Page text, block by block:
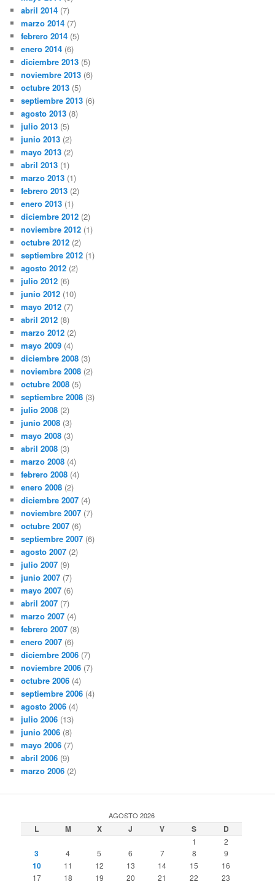
abril 2014 (7)
marzo 2014 (7)
febrero 2014 (5)
enero 2014 (6)
diciembre 2013 (5)
noviembre 2013 (6)
octubre 2013 (5)
septiembre 2013 (6)
agosto 2013 (8)
julio 2013 (5)
junio 2013 (2)
mayo 2013 (2)
abril 2013 (1)
marzo 2013 (1)
febrero 2013 (2)
enero 2013 (1)
diciembre 2012 (2)
noviembre 2012 (1)
octubre 2012 (2)
septiembre 2012 (1)
agosto 2012 (2)
julio 2012 (6)
junio 2012 (10)
mayo 2012 (7)
abril 2012 (8)
marzo 2012 (2)
mayo 2009 (4)
diciembre 2008 (3)
noviembre 2008 (2)
octubre 2008 (5)
septiembre 2008 (3)
julio 2008 (2)
junio 2008 (3)
mayo 2008 (3)
abril 2008 (3)
marzo 2008 (4)
febrero 2008 (4)
enero 2008 (2)
diciembre 2007 (4)
noviembre 2007 (7)
octubre 2007 (6)
septiembre 2007 (6)
agosto 2007 (2)
julio 2007 (9)
junio 2007 (7)
mayo 2007 (6)
abril 2007 (7)
marzo 2007 (4)
febrero 2007 (8)
enero 2007 (6)
diciembre 2006 (7)
noviembre 2006 (7)
octubre 2006 (4)
septiembre 2006 (4)
agosto 2006 (4)
julio 2006 (13)
junio 2006 (8)
mayo 2006 (7)
abril 2006 (9)
marzo 2006 (2)
AGOSTO 2026
L M X J V S D
1 2
3 4 5 6 7 8 9
10 11 12 13 14 15
16
17
18 19 20 21 22
23